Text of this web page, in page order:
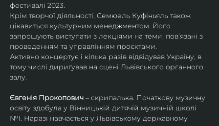
фестивалі 2023.
Крім творчої діяльності, Семюель Куфіньяль також
цікавиться культурним менеджментом. Його
запрошують виступати з лекціями на теми, пов’язані з
проведенням та управлінням проєктами.
Активно концертує і кілька разів відвідував Україну, в
тому числі дириґував на сцені Львівського органного
залу.
Євгенія Прокопович – скрипалька. Початкову музичну
освіту здобула у Вінницькій дитячій музичній школі
№1. Наразі навчається у Львівському державному